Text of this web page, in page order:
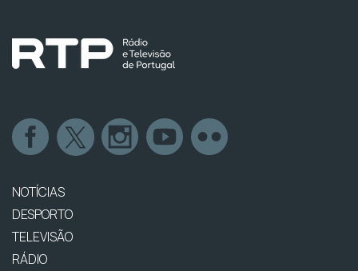
NOTÍCIAS
DESPORTO
TELEVISÃO
RÁDIO